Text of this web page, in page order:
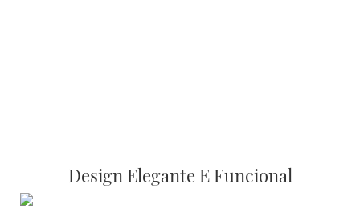
Design Elegante E Funcional